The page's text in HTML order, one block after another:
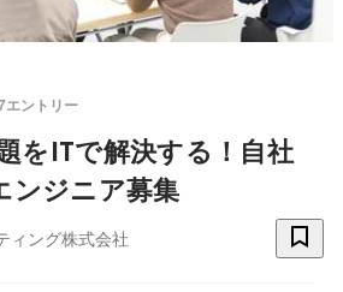
エントリー
をITで解決する！自社
ンジニア募集
ィング株式会社